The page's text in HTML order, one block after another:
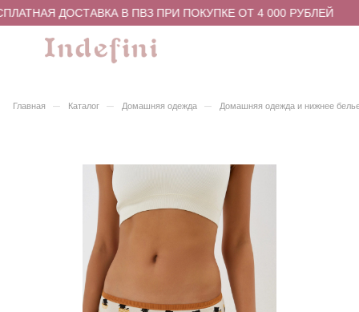
ДОСТАВКА В ПВЗ ПРИ ПОКУПКЕ ОТ 4 000 РУБЛЕЙ
Главная – Каталог – Домашняя одежда – Домашняя одежда и нижнее